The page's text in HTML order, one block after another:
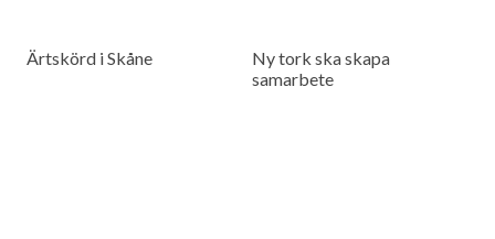
Ärtskörd i Skåne
Ny tork ska skapa
samarbete